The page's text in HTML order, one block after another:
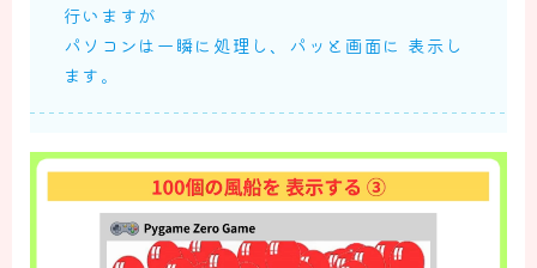
行いますが
パソコンは一瞬に処理し、パッと画面に 表示し
ます。